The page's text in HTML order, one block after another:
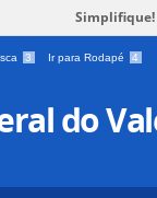
Simplifique!
3 Ir para Rodapé 4
do